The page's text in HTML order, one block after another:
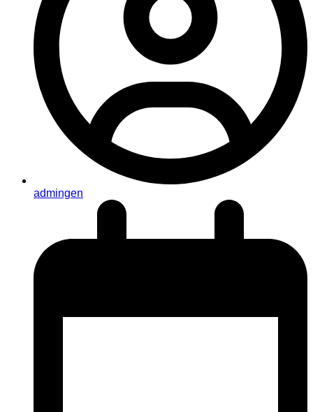
admingen